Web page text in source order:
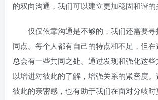
的双向沟通，我们可以建立更加稳固和谐的
仅仅依靠沟通是不够的，我们还需要寻
同点。每个人都有自己的特点和不足，但在
总会有一些共同之处。通过发现和强化这
以增进对彼此的了解，增强关系的紧密度
彼此的亲密感，也有助于我们在面对分歧